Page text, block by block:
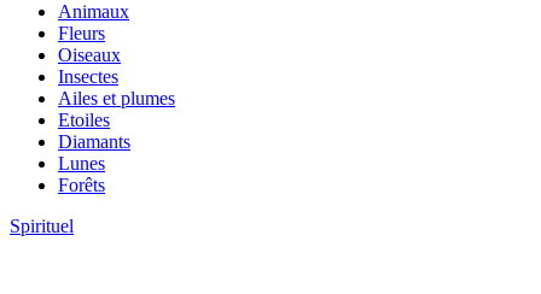
Animaux
Fleurs
Oiseaux
Insectes
Ailes et plumes
Etoiles
Diamants
Lunes
Forêts
Spirituel